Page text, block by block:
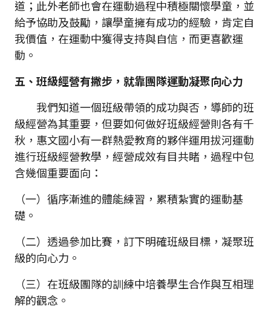
道；此外老師也會在運動過程中積極關懷學童，並
給予協助及鼓勵，讓學童擁有成功的經驗，肯定自
我價值，在運動中獲得支持與自信，而更喜歡運
動。
五、班級經營有撇步，就靠團隊運動凝聚向心力
我們知道一個班級帶領的成功與否，導師的班
級經營為其重要，但要如何做好班級經營則各有千
秋，惠文國小有一群熱愛教育的夥伴運用拔河運動
進行班級經營教學，經營成效有目共睹，過程中包
含幾個重要面向：
（一）循序漸進的體能練習，累積紮實的運動基
礎。
（二）透過參加比賽，訂下明確班級目標，凝聚班
級的向心力。
（三）在班級團隊的訓練中培養學生合作與互相理
解的觀念。